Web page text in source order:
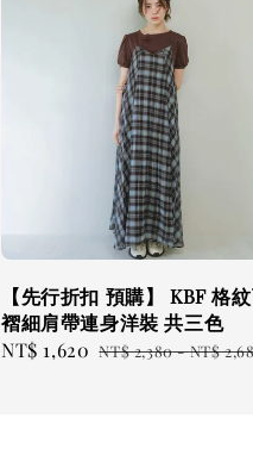
【先行折扣 預購】 KBF 格
褶細肩帶連身洋裝 共三色
Sale
NT$ 1,620 Regular
NT$ 2,380-NT$